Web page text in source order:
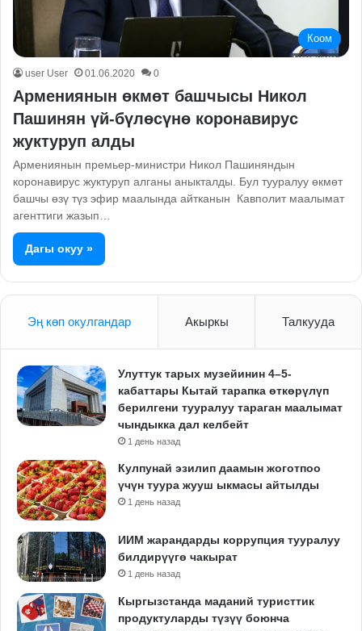
Коом
user User 01.06.2020 0
Армениянын өкмөт башчысы Никол
Пашинян үй-бүлөсүнө коронавирус
жуктуруп алды
Армениянын премьер-министри Никол Пашиняндын
коронавирус жуктуруп алганы аныкталды. Бул тууралуу өкмөт
башчы өзү түз эфир маалында айтканын Кавполит маалымат
агенттиги жазып…
Дагы окуу »
Эң көп окулгандар Акыркы Талкууда
Улуттук тарых музейинин 4–5-
кабаттары Кытай тарапка өткөрүлүп
берилгени тууралуу тараган маалымат
чындыкка дал келбейт
1 день назад
Кулпунай эзилип даамын жоготпоо
үчүн туура жууш ыкмасы айтылды
1 день назад
ИИМ жарандарды коррупция тууралуу
билдирүүгө чакырат
1 день назад
Кыргызстанда маданий туристтик
продуктуларды түзүү боюнча